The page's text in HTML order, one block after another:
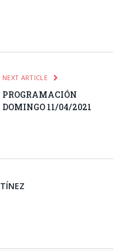
NEXT ARTICLE
PROGRAMACIÓN
DOMINGO 11/04/2021